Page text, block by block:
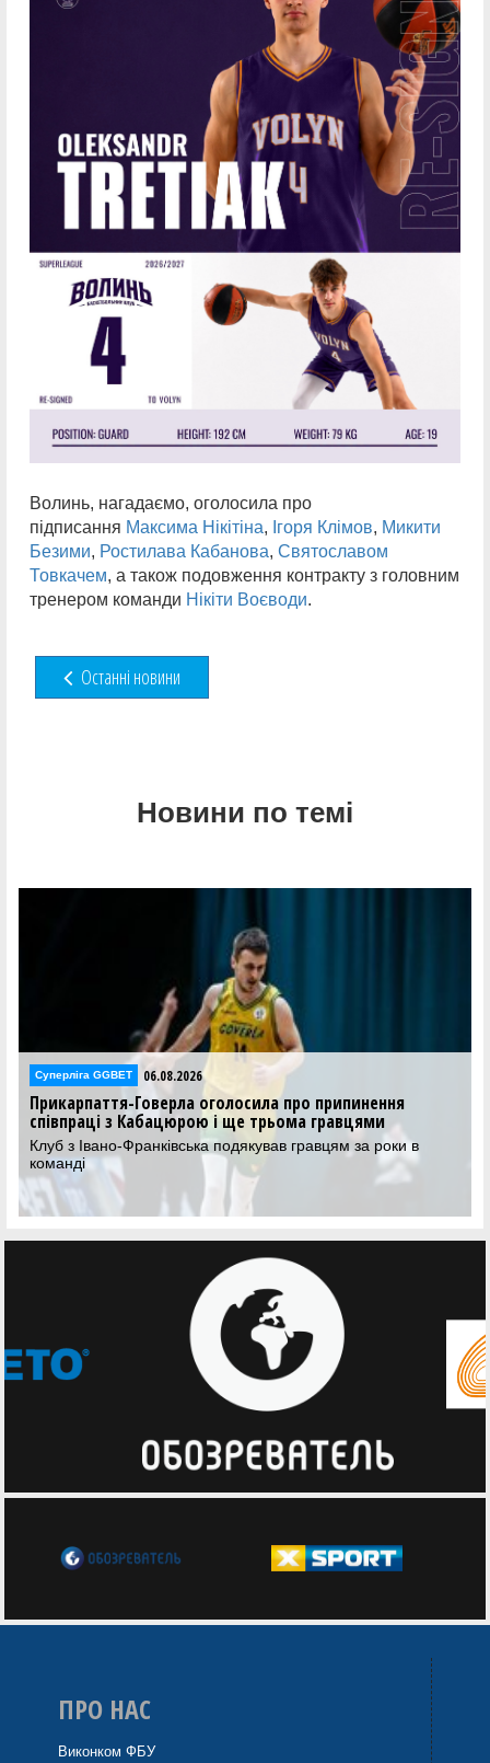
Волинь, нагадаємо, оголосила про
підписання Максима Нікітіна, Ігоря Клімов, Микити
Безими, Ростилава Кабанова, Святославом
Товкачем, а також подовження контракту з головним
тренером команди Нікіти Воєводи.
Останні новини
Новини по темі
06.08.2026
Говерла оголосила про припинення
з Кабацюрою і ще трьома гравцями
Франківська подякував гравцям за роки в Максим Гуля
ПРО НАС
Виконком ФБУ